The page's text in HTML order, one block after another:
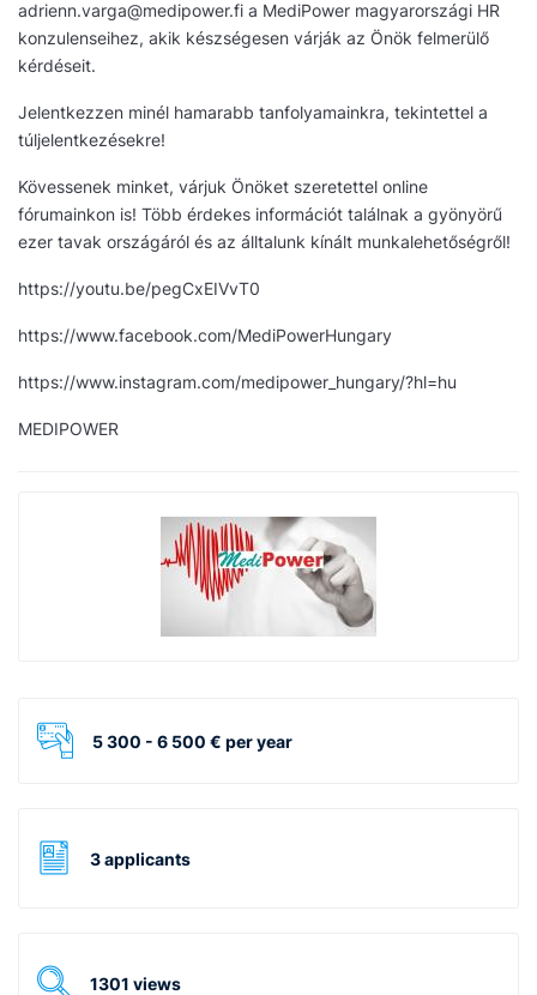
adrienn.varga@medipower.fi a MediPower magyarországi HR
konzulenseihez, akik készségesen várják az Önök felmerülő
kérdéseit.
Jelentkezzen minél hamarabb tanfolyamainkra, tekintettel a
túljelentkezésekre!
Kövessenek minket, várjuk Önöket szeretettel online
fórumainkon is! Több érdekes információt találnak a gyönyörű
ezer tavak országáról és az álltalunk kínált munkalehetőségről!
https://youtu.be/pegCxEIVvT0
https://www.facebook.com/MediPowerHungary
https://www.instagram.com/medipower_hungary/?hl=hu
MEDIPOWER
5 300 - 6 500 € per year
3 applicants
1301 views